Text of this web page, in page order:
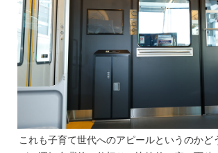
これも子育て世代へのアピールというのかど